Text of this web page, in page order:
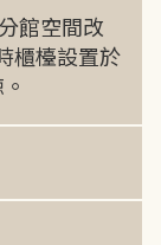
館空間改
櫃檯設置於